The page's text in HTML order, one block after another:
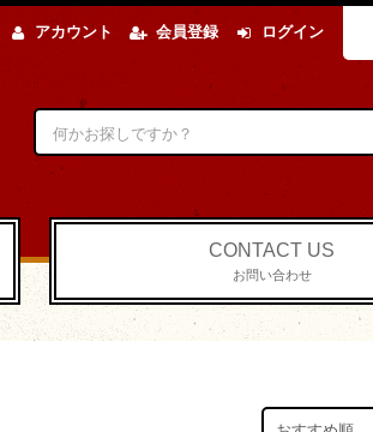
アカウント 会員登録 ログイン
CONTACT US
お問い合わせ